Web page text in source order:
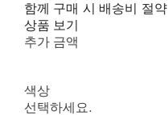
함께 구매 시 배송비 절약
상품 보기
추가 금액
색상
선택하세요.